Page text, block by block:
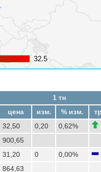
32.5
32.5
1 тн
цена
изм. % изм.
32,50 0,20
0,62%
900,65
31,20 0
0,00%
864,63